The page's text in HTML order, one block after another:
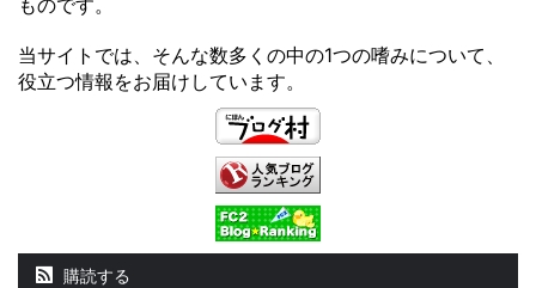
ものです。
当サイトでは、そんな数多くの中の1つの嗜みについて、
役立つ情報をお届けしています。
購読する